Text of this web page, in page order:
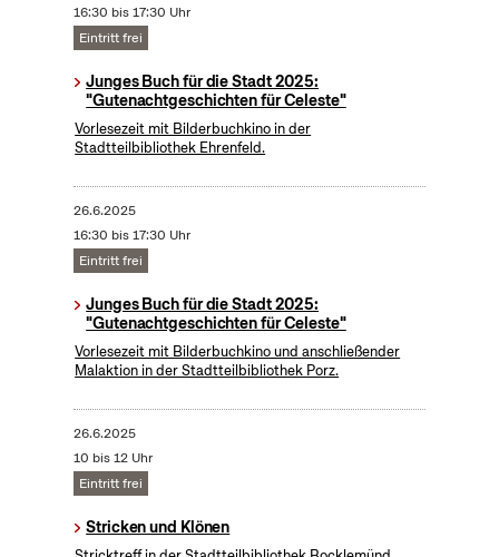
16:30 bis 17:30 Uhr
Eintritt frei
Junges Buch für die Stadt 2025:
"Gutenachtgeschichten für Celeste"
Vorlesezeit mit Bilderbuchkino in der
Stadtteilbibliothek Ehrenfeld.
26.6.2025
16:30 bis 17:30 Uhr
Eintritt frei
Junges Buch für die Stadt 2025:
"Gutenachtgeschichten für Celeste"
Vorlesezeit mit Bilderbuchkino und anschließender
Malaktion in der Stadtteilbibliothek Porz.
26.6.2025
10 bis 12 Uhr
Eintritt frei
Stricken und Klönen